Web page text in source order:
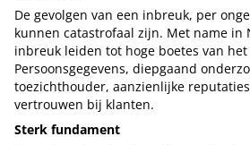
De gevolgen van een inbreuk, per
kunnen catastrofaal zijn. Met name in
inbreuk leiden tot hoge boetes van
Persoonsgegevens, diepgaand
toezichthouder, aanzienlijke
vertrouwen bij klanten.
Sterk fundament